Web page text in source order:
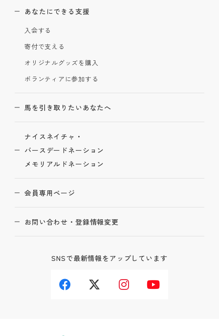
あなたにできる支援
入会する
寄付で支える
オリジナルグッズを購入
ボランティアに参加する
馬を引き取りたいあなたへ
ナイスネイチャ・
バースデードネーション
メモリアルドネーション
会員専用ページ
お問い合わせ・登録情報変更
SNSで最新情報をアップしています